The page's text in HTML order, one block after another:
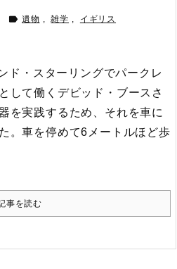
 遺物 , 雑学 , イギリス
ド・スターリングでパークレ
して働くデビッド・ブースさ
を実践するため、それを車に
。車を停めて6メートルほど歩
事を読む